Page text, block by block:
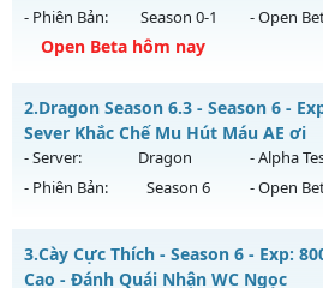
- Phiên Bản:
Season 0-1 - Open
Open Beta hôm nay
Mu mới ra tháng 08 2026 - Mở máy
ngày 08/08/2626
Exp: 20x - Drop: 30%
Thể loại: Mu Nguyên bản Webzen
2.Dragon Season 6.3 - Season 6 -
Sever Khắc Chế Mu Hút Máu AE ơi
- Server: Dragon - Alpha
- Phiên Bản:
Season 6 - Open
Dragon Season 6.3 - Sever Khắc
Mu mới ra tháng 08 2026 - Mở máy
3.Cày Cực Thích - Season 6 - Exp:
Cao - Đánh Quái Nhận WC Ngọc